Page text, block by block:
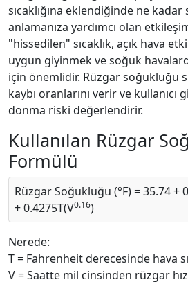
sıcaklığına eklendiğinde ne
anlamanıza yardımcı olan
"hissedilen" sıcaklık, açık hava
uygun giyinmek ve soğuk
için önemlidir. Rüzgar soğukluğu
kaybı oranlarını verir ve kullanıcı
donma riski değerlendirir.
Kullanılan Rüzgar
Formülü
Rüzgar Soğukluğu (°F) = 35.74 +
+ 0.4275T(V0.16)
Nerede:
T = Fahrenheit derecesinde hava
V = Saatte mil cinsinden rüzgar